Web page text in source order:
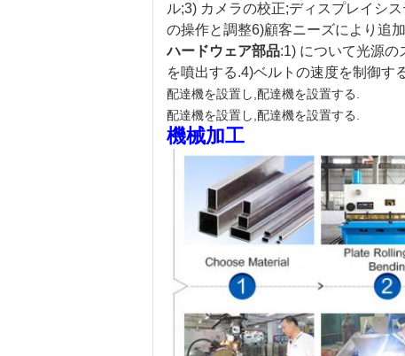
ル;3) カメラの校正;ディスプレイシ
の操作と調整6)顧客ニーズにより追
ハードウェア部品:1) について光源の
を噴出する.4)ベルトの速度を制御す
配達機を設置し,配達機を設置する.
配達機を設置し,配達機を設置する.
機械加工